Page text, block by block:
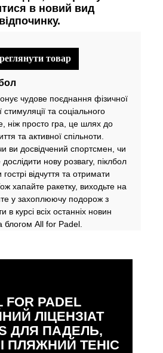
в новий вид
відпочинку.
чудове поєднання фізичної
стимуляції та соціального
ніж просто гра, це шлях до
та активної спільноти.
ви досвідчений спортсмен, чи
нову розвагу, піклбол
відчуття та отримати
хапайте ракетку, виходьте на
у захоплюючу подорож з
курсі всіх останніх новин
блогом All for Padel.
товар
FOR PADEL
ЛІЦЕНЗІАТ
ДЛЯ ПАДЕЛЬ,
ПЛЯЖНИЙ ТЕНІС